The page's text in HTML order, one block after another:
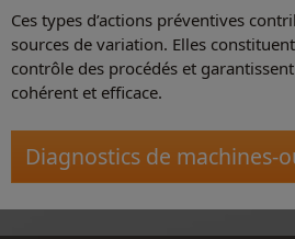
Ces types d’actions préventives
sources de variation. Elles
contrôle des procédés et
cohérent et efficace.
Diagnostics de machines-